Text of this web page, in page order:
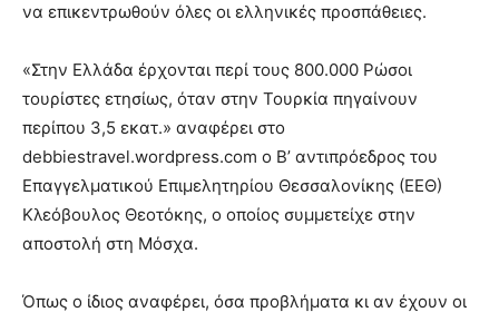
να επικεντρωθούν όλες οι ελληνικές προσπάθειες.
«Στην Ελλάδα έρχονται περί τους 800.000 Ρώσοι
τουρίστες ετησίως, όταν στην Τουρκία πηγαίνουν
περίπου 3,5 εκατ.» αναφέρει στο
debbiestravel.wordpress.com ο Β’ αντιπρόεδρος του
Επαγγελματικού Επιμελητηρίου Θεσσαλονίκης (ΕΕΘ)
Κλεόβουλος Θεοτόκης, ο οποίος συμμετείχε στην
αποστολή στη Μόσχα.
Όπως ο ίδιος αναφέρει, όσα προβλήματα κι αν έχουν οι